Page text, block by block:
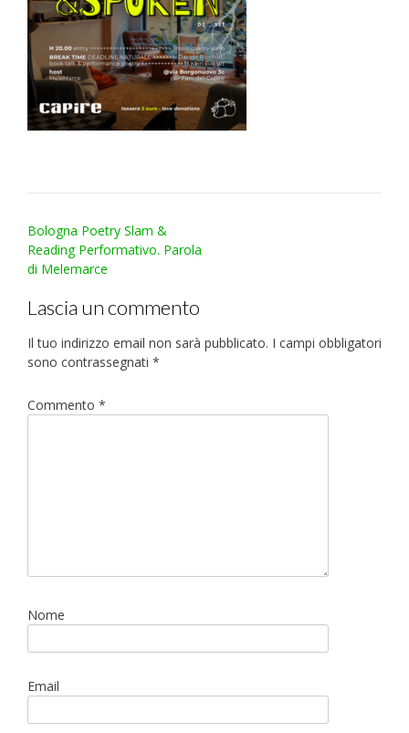
Post
navigation
Bologna Poetry Slam &
Reading Performativo. Parola
di Melemarce
Lascia un commento
Il tuo indirizzo email non sarà pubblicato. I campi obbligatori
sono contrassegnati *
Commento *
Nome
Email